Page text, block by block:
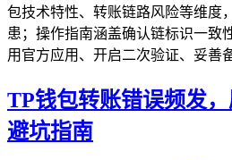
包技术特性、转账链路风险等维度
患；操作指南涵盖确认链标识一致
用官方应用、开启二次验证、妥善
TP钱包转账错误频发
避坑指南